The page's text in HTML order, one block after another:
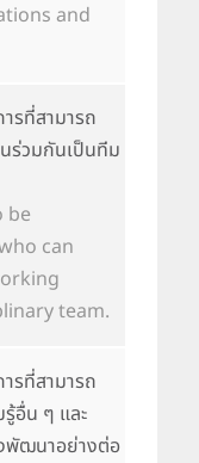
and
รที่สามารถ
ร่วมกันเป็นทีม
be
can
team.
รที่สามารถ
อื่น ๆ และ
พัฒนาอย่างต่อ